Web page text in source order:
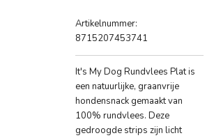
Artikelnummer:
8715207453741
It's My Dog Rundvlees Plat is
een natuurlijke, graanvrije
hondensnack gemaakt van
100% rundvlees. Deze
gedroogde strips zijn licht